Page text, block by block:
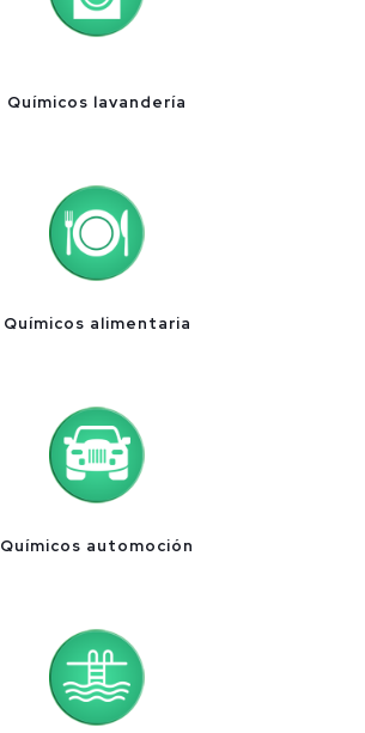
Químicos lavandería
Químicos alimentaria
Químicos automoción